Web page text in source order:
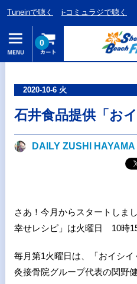
Tuneinで聴く i-コミュラジで聴く
0
2020-10-6 火
石井食品提供「お
DAILY ZUSHI HAYAMA
さあ！今月からスタートしま
幸せレシピ」は火曜日 10時
毎月第1火曜日は、「おイシ
灸接骨院グループ代表の関野